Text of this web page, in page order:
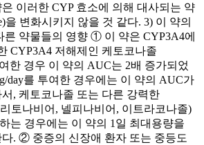
이러한 CYP 효소에 의해 대사되는 약
을 변화시키지 않을 것 같다. 3) 이 약의
른 약물들의 영향 ① 이 약은 CYP3A4에
CYP3A4 저해제인 케토코나졸
한 경우 이 약의 AUC는 2배 증가되었
day를 투여한 경우에는 이 약의 AUC가
, 케토코나졸 또는 다른 강력한
토나비어, 넬피나비어, 이트라코나졸)
는 경우에는 이 약의 1일 최대용량을
다. ② 중증의 신장애 환자 또는 중등도